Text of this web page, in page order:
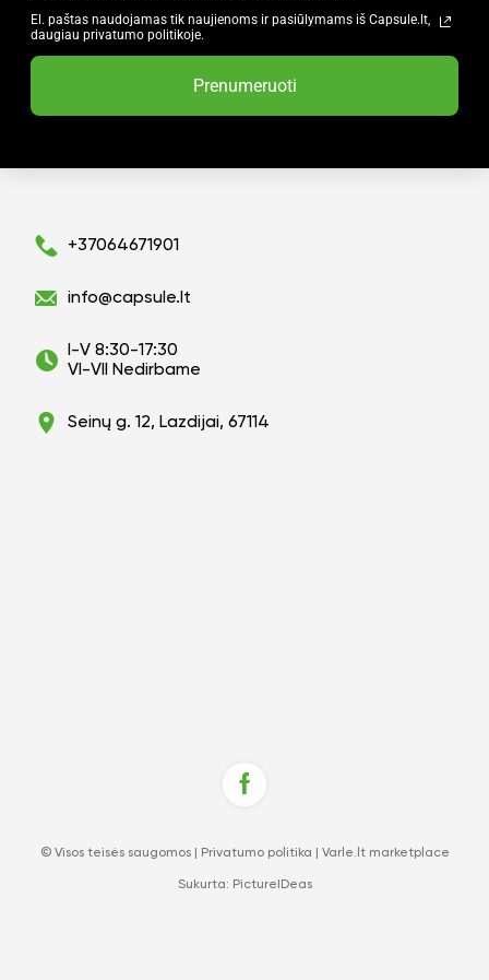
El. paštas naudojamas tik naujienoms ir pasiūlymams iš Capsule.lt,
daugiau privatumo politikoje.
Prenumeruoti
+37064671901
info@capsule.lt
I-V 8:30-17:30
VI-VII Nedirbame
Seinų g. 12, Lazdijai, 67114
© Visos teisės saugomos | Privatumo politika Varle.lt marketplace
Sukurta: PictureIDeas